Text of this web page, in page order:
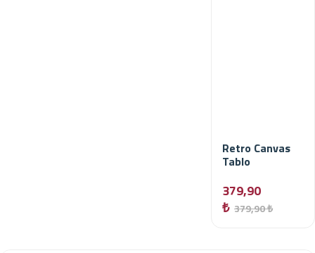
Retro Canvas
Tablo
379,90
₺ 379,90 ₺